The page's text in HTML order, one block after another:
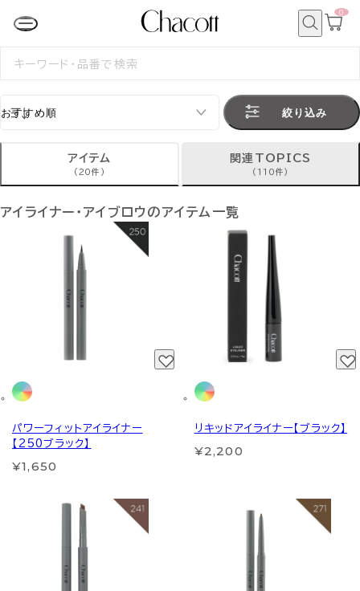
カ
0
検
絞り込み
アイテム
(20件)
関連TOPICS
(110件)
アイライナー・アイブロウのアイテム一覧
パワーフィットアイライナー
【250ブラック】
¥1,650
リキッドアイライナー【ブラック】
¥2,200